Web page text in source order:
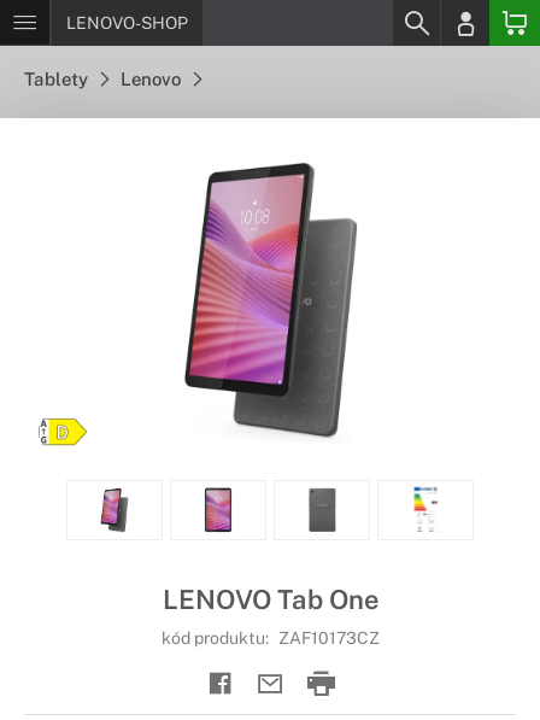
LENOVO-SHOP
Tablety Lenovo
LENOVO Tab One
kód produktu: ZAF10173CZ